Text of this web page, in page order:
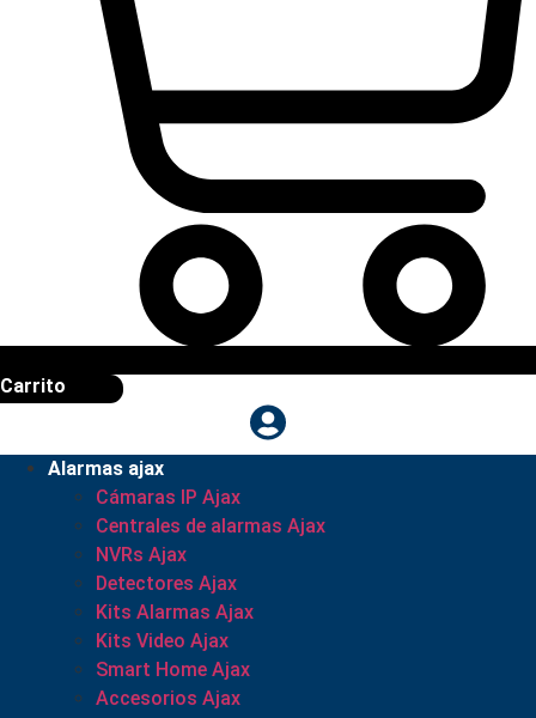
Carrito
Alarmas ajax
Cámaras IP Ajax
Centrales de alarmas Ajax
NVRs Ajax
Detectores Ajax
Kits Alarmas Ajax
Kits Video Ajax
Smart Home Ajax
Accesorios Ajax